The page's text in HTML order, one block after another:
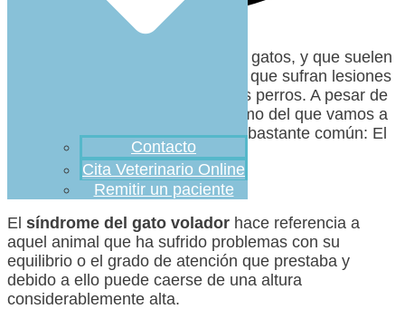
Contacto
Cita Veterinario Online
Remitir un paciente
Debido a la agilidad innata de los gatos, y que suelen
estar en casa, es menos habitual que sufran lesiones
frente a otras mascotas, como los perros. A pesar de
esto pueden sufrir incidentes, como del que vamos a
hablar hoy, que por desgracia es bastante común: El
síndrome del gato volador
¿Qué es?
El síndrome del gato volador hace referencia a
aquel animal que ha sufrido problemas con su
equilibrio o el grado de atención que prestaba y
debido a ello puede caerse de una altura
considerablemente alta.